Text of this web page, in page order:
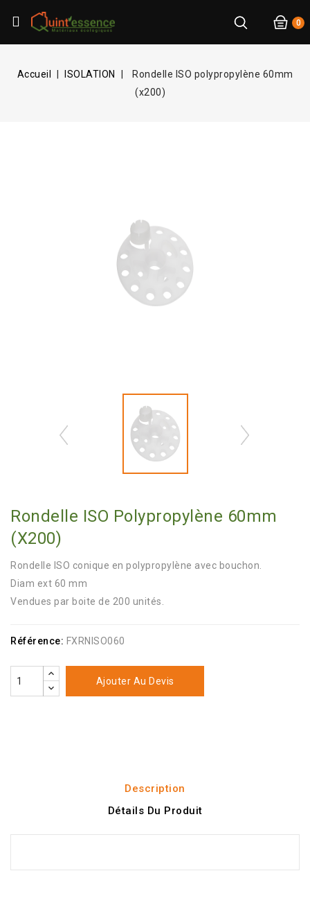
0
Accueil ISOLATION
Rondelle ISO polypropylène 60mm
(x200)
Rondelle ISO Polypropylène 60mm
(x200)
Rondelle ISO conique en polypropylène avec bouchon.
Diam ext 60 mm
Vendues par boite de 200 unités.
Référence: FXRNISO060
Ajouter Au Devis
Description
Détails Du Produit